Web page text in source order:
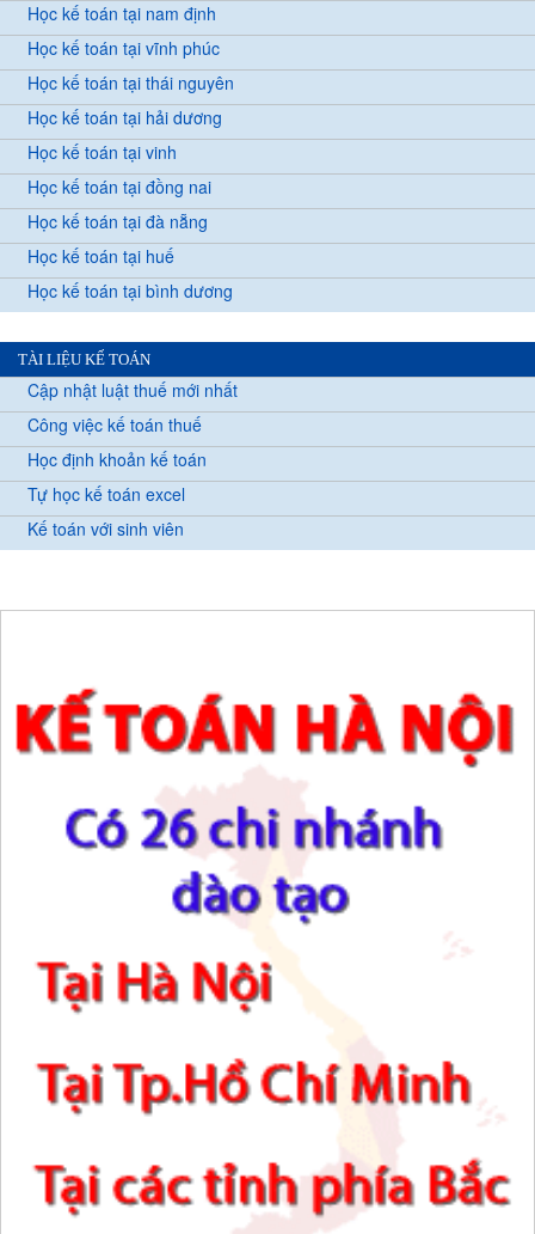
Học kế toán tại nam định
Học kế toán tại vĩnh phúc
Học kế toán tại thái nguyên
Học kế toán tại hải dương
Học kế toán tại vinh
Học kế toán tại đồng nai
Học kế toán tại đà nẵng
Học kế toán tại huế
Học kế toán tại bình dương
TÀI LIỆU KẾ TOÁN
Cập nhật luật thuế mới nhất
Công việc kế toán thuế
Học định khoản kế toán
Tự học kế toán excel
Kế toán với sinh viên